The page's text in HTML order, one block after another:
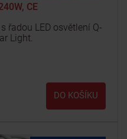
CE
řadou LED osvětlení Q-
Light.
DO KOŠÍKU